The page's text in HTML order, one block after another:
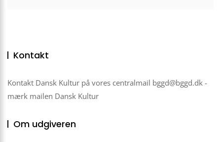
Kontakt
Kontakt Dansk Kultur på vores centralmail bggd@bggd.dk -
mærk mailen Dansk Kultur
Om udgiveren